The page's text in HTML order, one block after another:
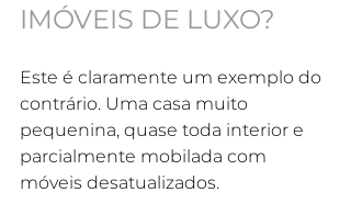
IMÓVEIS DE LUXO?
Este é claramente um exemplo do
contrário. Uma casa muito
pequenina, quase toda interior e
parcialmente mobilada com
móveis desatualizados.